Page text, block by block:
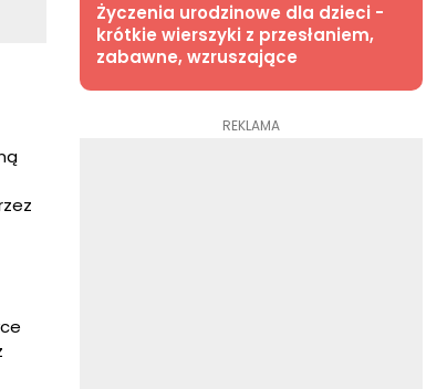
Życzenia urodzinowe dla dzieci -
krótkie wierszyki z przesłaniem,
zabawne, wzruszające
REKLAMA